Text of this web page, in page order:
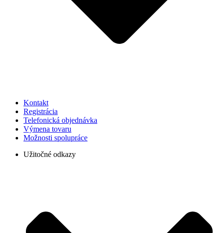
Kontakt
Registrácia
Telefonická objednávka
Výmena tovaru
Možnosti spolupráce
Užitočné odkazy